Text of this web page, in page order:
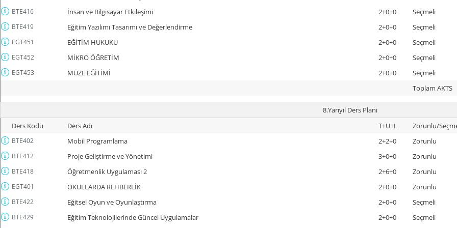
BTE416 İnsan ve Bilgisayar Etkileşimi 2+0+0 Seçmeli
BTE419 Eğitim Yazılımı Tasarımı ve Değerlendirme 2+0+0 Seçmeli
EGT451 EĞİTİM HUKUKU 2+0+0 Seçmeli
EGT452 MİKRO ÖĞRETİM 2+0+0 Seçmeli
EGT453 MÜZE EĞİTİMİ 2+0+0
Seçmeli
Toplam AKTS
8.Yarıyıl Ders Planı
Ders Kodu
Ders Adı T+U+L Zorunlu/
BTE402 Mobil Programlama 2+2+0 Zorunlu
BTE412 Proje Geliştirme ve Yönetimi 3+0+0 Zorunlu
BTE418 Öğretmenlik Uygulaması 2 2+6+0 Zorunlu
EGT401 OKULLARDA REHBERLİK 2+0+0 Zorunlu
BTE422 Eğitsel Oyun ve Oyunlaştırma 2+0+0 Seçmeli
BTE429 Eğitim Teknolojilerinde Güncel Uygulamalar 2+0+0 Seçmeli